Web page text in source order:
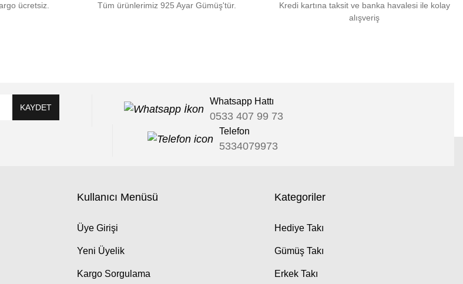
ücretsiz. Tüm ürünlerimiz 925 Ayar Gümüş'tür.
Kredi kartına taksit ve banka havalesi ile kolay
alışveriş
KAYDET
Whatsapp Hattı
0533 407 99 73
Telefon
5334079973
Kullanıcı Menüsü
Üye Girişi
Yeni Üyelik
Kargo Sorgulama
Kategoriler
Hediye Takı
Gümüş Takı
Erkek Takı